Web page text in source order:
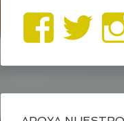
Ver
de